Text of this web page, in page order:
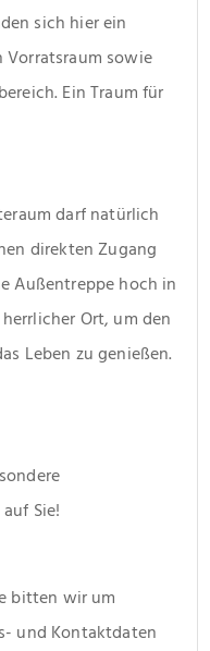
sich hier ein
sowie
Ein Traum für
darf natürlich
direkten Zugang
Außentreppe hoch in
Ort, um den
Leben zu genießen.
Sie!
bitten wir um
und Kontaktdaten